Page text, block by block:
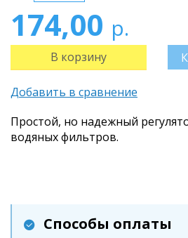
174,00 р.
Добавить в сравнение
Простой, но надежный
водяных фильтров.
Способы оплаты